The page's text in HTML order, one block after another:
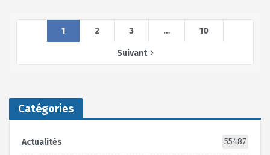
1 2 3 … 10
Suivant
Catégories
Actualités 55487